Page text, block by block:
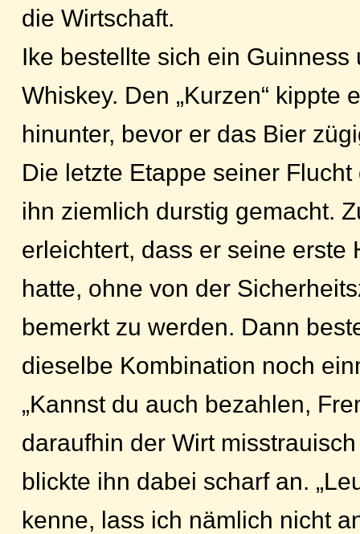
die Wirtschaft.
Ike bestellte sich ein Guinness
Whiskey. Den „Kurzen“ kippte
hinunter, bevor er das Bier
Die letzte Etappe seiner
ihn ziemlich durstig gemacht.
erleichtert, dass er seine erste
hatte, ohne von der
bemerkt zu werden. Dann
dieselbe Kombination noch
„Kannst du auch bezahlen,
daraufhin der Wirt
blickte ihn dabei scharf an.
kenne, lass ich nämlich nicht